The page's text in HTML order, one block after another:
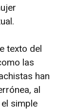
texto del
las
han
al
simple